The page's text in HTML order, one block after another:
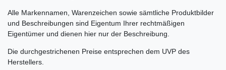
Alle Markennamen, Warenzeichen sowie sämtliche Produktbilder
und Beschreibungen sind Eigentum Ihrer rechtmäßigen
Eigentümer und dienen hier nur der Beschreibung.
Die durchgestrichenen Preise entsprechen dem UVP des
Herstellers.